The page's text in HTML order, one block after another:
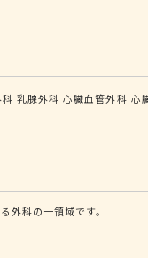
乳腺外科 心臓血管外科 心
外科の一領域です。